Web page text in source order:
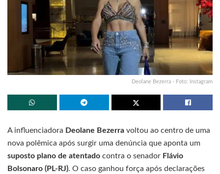
Deolane Bezerra - Foto: Instagram
A influenciadora Deolane Bezerra voltou ao centro de uma
nova polêmica após surgir uma denúncia que aponta um
suposto plano de atentado contra o senador Flávio
Bolsonaro (PL-RJ). O caso ganhou força após declarações